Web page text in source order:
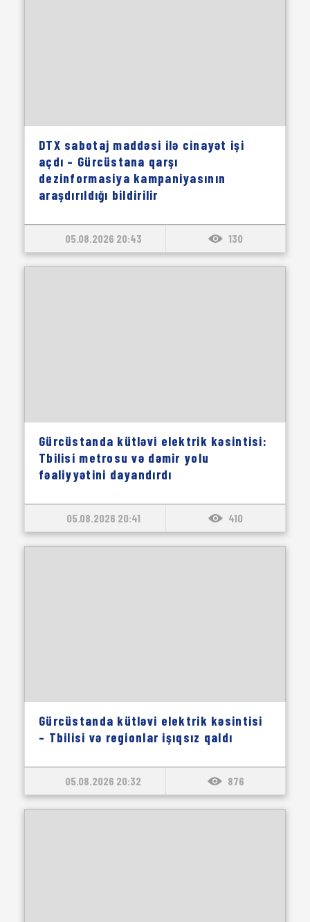
DTX sabotaj maddəsi ilə cinayət işi
açdı – Gürcüstana qarşı
dezinformasiya kampaniyasının
araşdırıldığı bildirilir
05.08.2026 20:43 130
Gürcüstanda kütləvi elektrik kəsintisi:
Tbilisi metrosu və dəmir yolu
fəaliyyətini dayandırdı
05.08.2026 20:41 410
Gürcüstanda kütləvi elektrik kəsintisi
– Tbilisi və regionlar işıqsız qaldı
05.08.2026 20:32 876